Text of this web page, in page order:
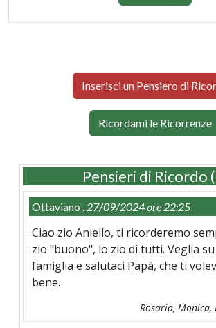
Inserisci un Pensiero di
Ricordami le Ricorrenze
Pensieri di Ricordo
Ottaviano , 27/09/2024 ore 22:25
Ciao zio Aniello, ti ricorderemo
zio "buono", lo zio di tutti. Veglia
famiglia e salutaci Papà, che ti
bene.
Rosaria, Monica,